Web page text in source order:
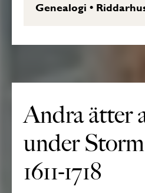
Genealogi •
Andra ätter
under
1611-1718